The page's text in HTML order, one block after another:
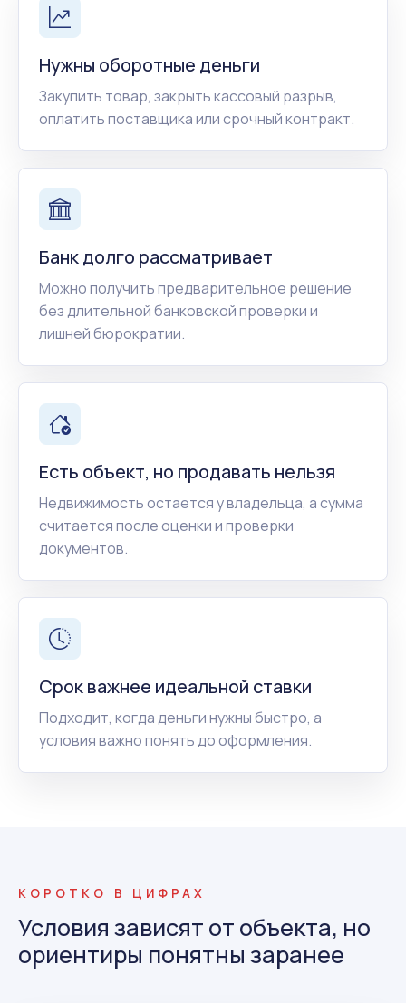
Нужны оборотные деньги
Закупить товар, закрыть кассовый разрыв,
оплатить поставщика или срочный контракт.
Банк долго рассматривает
Можно получить предварительное решение
без длительной банковской проверки и
лишней бюрократии.
Есть объект, но продавать нельзя
Недвижимость остается у владельца, а сумма
считается после оценки и проверки
документов.
Срок важнее идеальной ставки
Подходит, когда деньги нужны быстро, а
условия важно понять до оформления.
КОРОТКО В ЦИФРАХ
Условия зависят от объекта, но
ориентиры понятны заранее